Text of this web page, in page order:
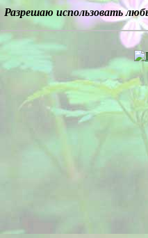
Разрешаю использовать